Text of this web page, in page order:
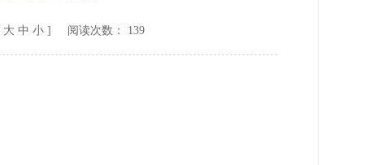
大 中 小 ] 阅读次数： 139